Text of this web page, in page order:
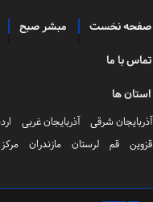
صفحه نخست مبشر صبح
تماس با ما
استان ها
آذربایجان شرقی آذربایجان غربی
قزوین
قم لرستان مازندران